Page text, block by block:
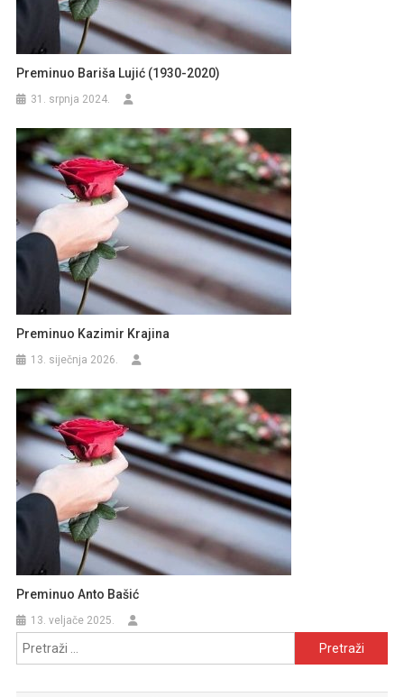
Preminuo Bariša Lujić (1930-2020)
31. srpnja 2024.
Preminuo Kazimir Krajina
13. siječnja 2026.
Preminuo Anto Bašić
13. veljače 2025.
Pretraži: